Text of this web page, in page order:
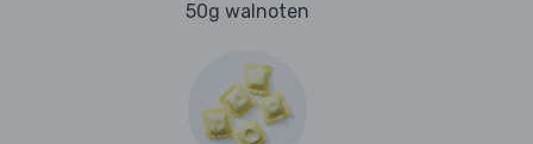
50g walnoten